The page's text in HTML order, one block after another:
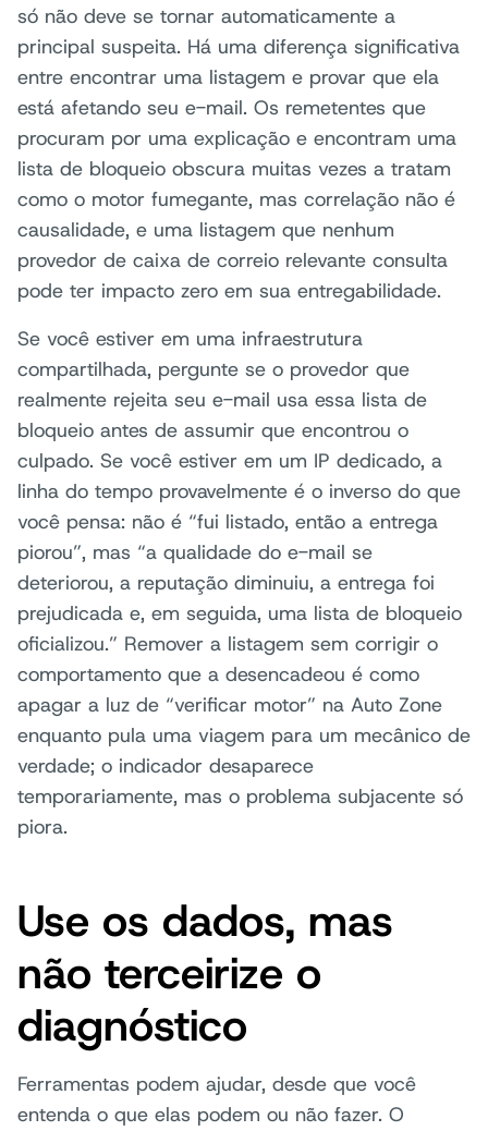
só não deve se tornar automaticamente a
principal suspeita. Há uma diferença significativa
entre encontrar uma listagem e provar que ela
está afetando seu e-mail. Os remetentes que
procuram por uma explicação e encontram uma
lista de bloqueio obscura muitas vezes a tratam
como o motor fumegante, mas correlação não é
causalidade, e uma listagem que nenhum
provedor de caixa de correio relevante consulta
pode ter impacto zero em sua entregabilidade.
Se você estiver em uma infraestrutura
compartilhada, pergunte se o provedor que
realmente rejeita seu e-mail usa essa lista de
bloqueio antes de assumir que encontrou o
culpado. Se você estiver em um IP dedicado, a
linha do tempo provavelmente é o inverso do que
você pensa: não é “fui listado, então a entrega
piorou”, mas “a qualidade do e-mail se
deteriorou, a reputação diminuiu, a entrega foi
prejudicada e, em seguida, uma lista de bloqueio
oficializou.” Remover a listagem sem corrigir o
comportamento que a desencadeou é como
apagar a luz de “verificar motor” na Auto Zone
enquanto pula uma viagem para um mecânico de
verdade; o indicador desaparece
temporariamente, mas o problema subjacente só
piora.
Use os dados, mas
não terceirize o
diagnóstico
Ferramentas podem ajudar, desde que você
entenda o que elas podem ou não fazer. O